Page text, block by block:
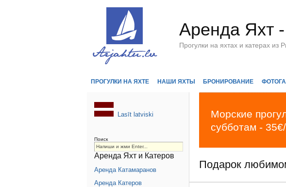
Аренда Яхт
Прогулки на яхтах и катерах
ПРОГУЛКИ НА ЯХТЕ НАШИ ЯХТЫ БРОНИРОВАНИЕ
Морские
субботам -
Подарок
Lasīt latviski
Поиск
Аренда Яхт и Катеров
Аренда Катамаранов
Аренда Катеров